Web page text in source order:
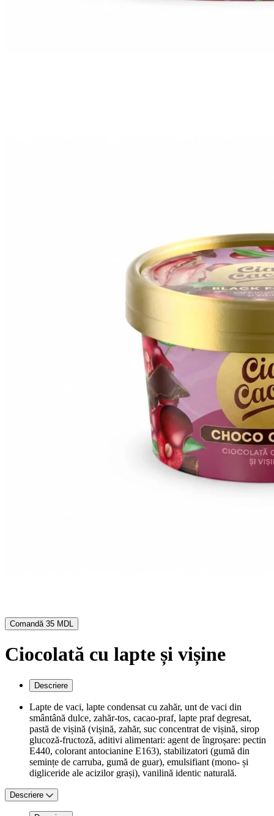
Comandă 35 MDL
Ciocolată cu lapte și vișine
Descriere
Lapte de vaci, lapte condensat cu zahăr, unt de vaci din
smântână dulce, zahăr-tos, cacao-praf, lapte praf degresat,
pastă de vișină (vișină, zahăr, suc concentrat de vișină, sirop
glucoză-fructoză, aditivi alimentari: agent de îngroșare: pectin
E440, colorant antocianine E163), stabilizatori (gumă din
semințe de carruba, gumă de guar), emulsifiant (mono- și
digliceride ale acizilor grași), vanilină identic naturală.
Descriere